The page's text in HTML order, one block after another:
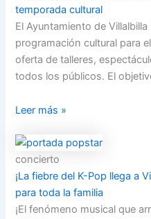
temporada cultural
El Ayuntamiento de
programación cultural para
oferta de talleres,
todos los públicos. El
Leer más »
concierto
¡La fiebre del K-Pop llega a
para toda la familia
¡El fenómeno musical que